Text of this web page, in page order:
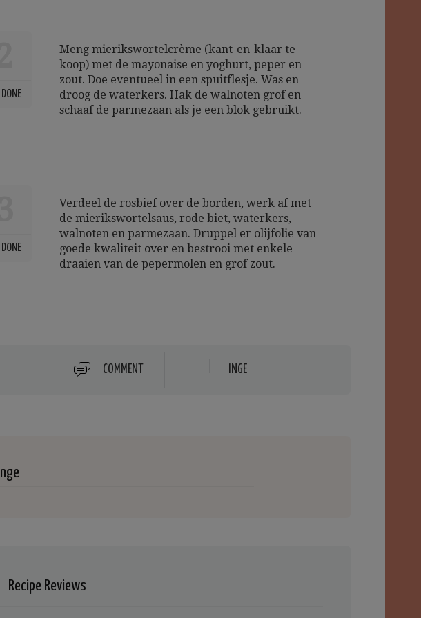
DONE
Meng mierikswortelcrème (kant-en-klaar te
koop) met de mayonaise en yoghurt, peper en
zout. Doe eventueel in een spuitflesje. Was en
droog de waterkers. Hak de walnoten grof en
schaaf de parmezaan als je een blok gebruikt.
DONE
Verdeel de rosbief over de borden, werk af met
de mierikswortelsaus, rode biet, waterkers,
walnoten en parmezaan. Druppel er olijfolie van
goede kwaliteit over en bestrooi met enkele
draaien van de pepermolen en grof zout.
COMMENT INGE
Inge
Recipe Reviews